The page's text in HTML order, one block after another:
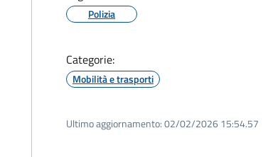
Polizia
Categorie:
Mobilità e trasporti
Ultimo aggiornamento:02/02/2026 15:54.57